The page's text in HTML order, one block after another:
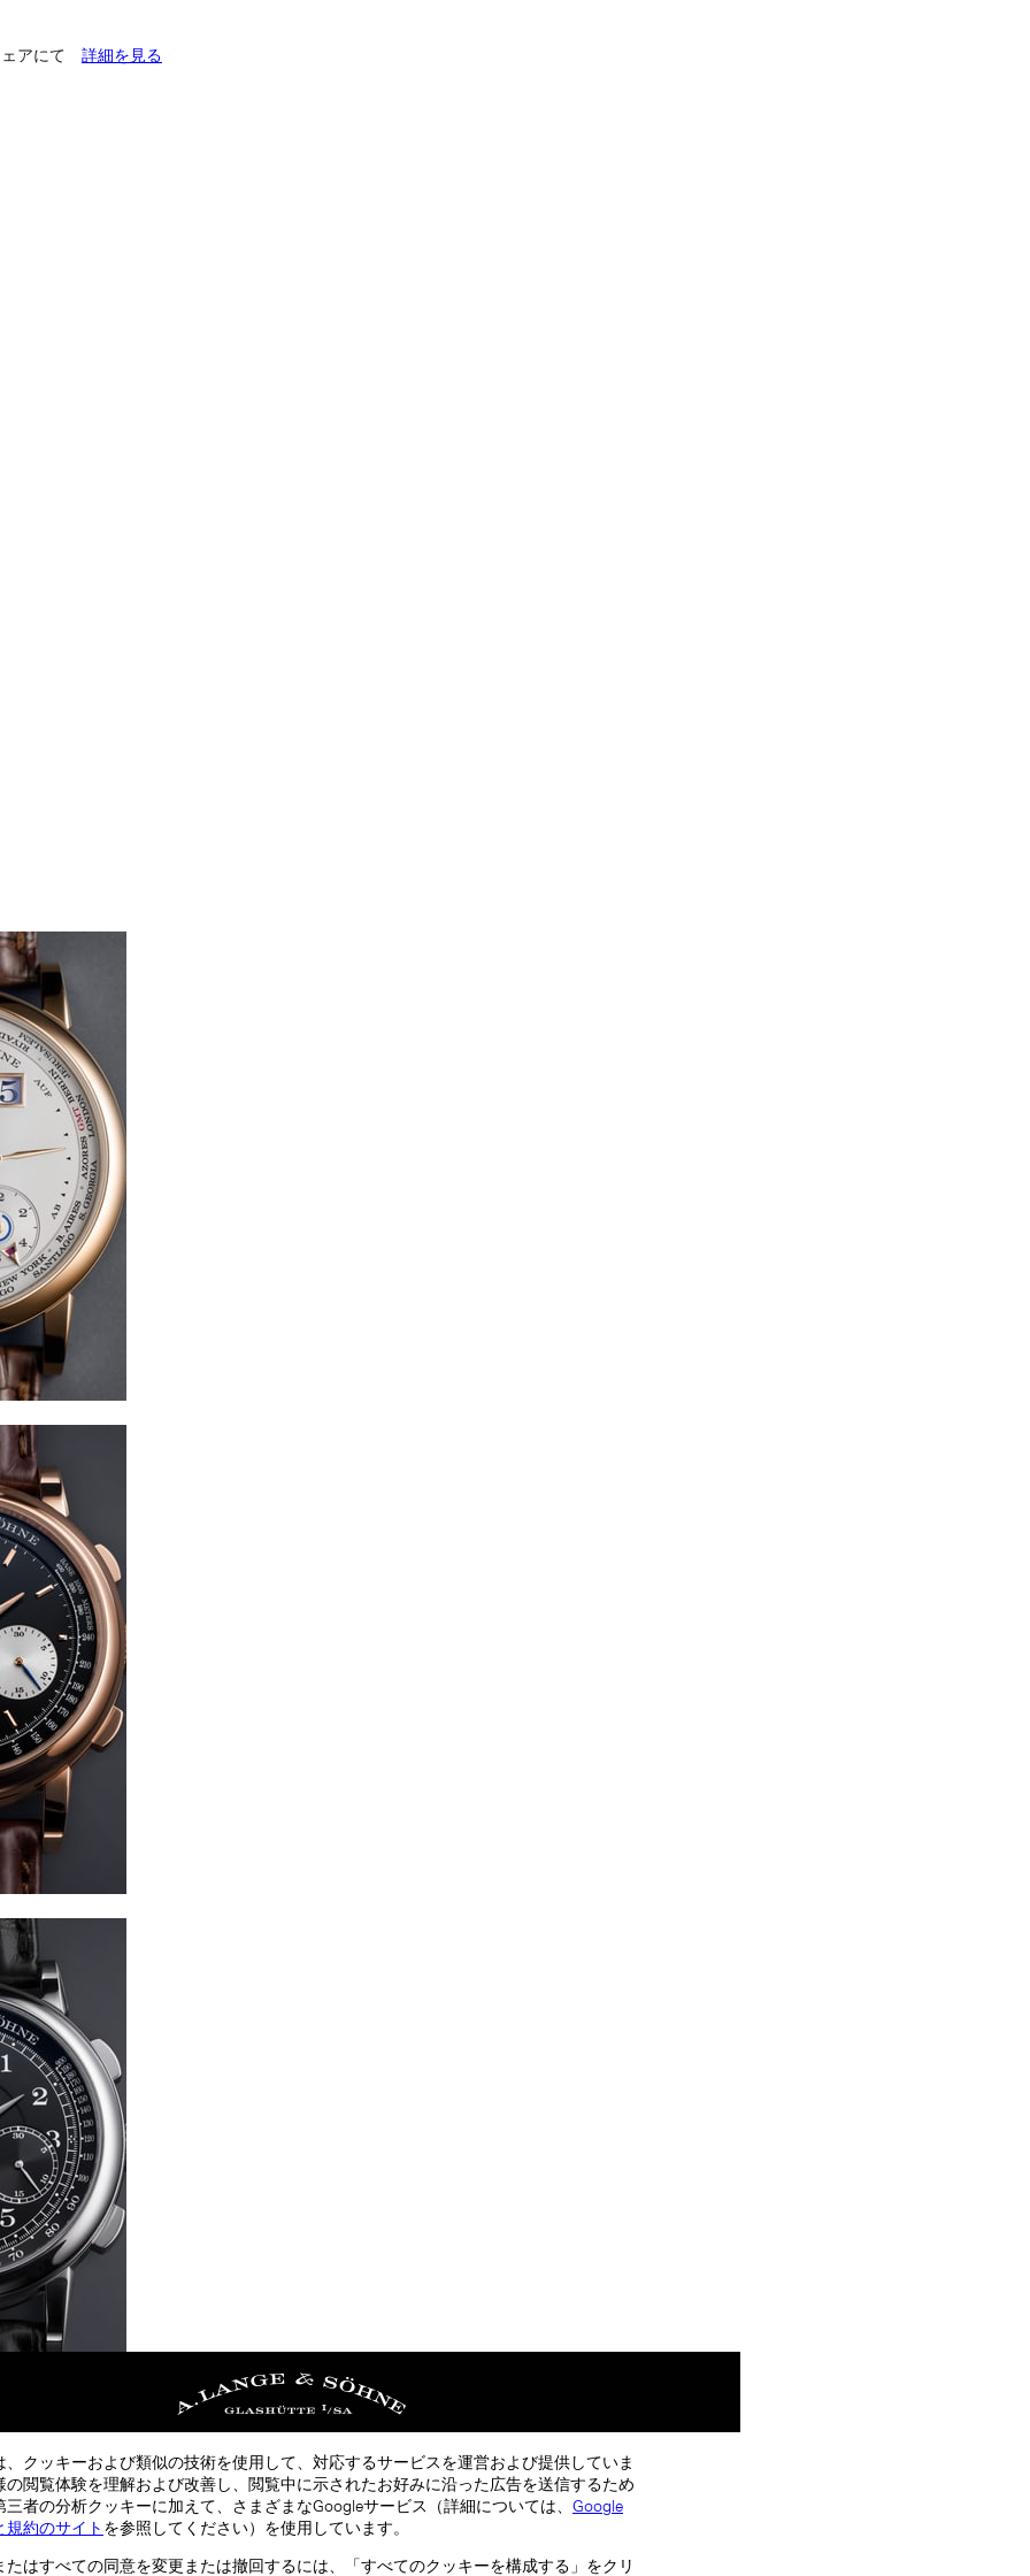
ェアにて 詳細を見る
、クッキーおよび類似の技術を使用して、対応するサービスを運営および提供していま
の閲覧体験を理解および改善し、閲覧中に示されたお好みに沿った広告を送信するため
者の分析クッキーに加えて、さまざまなGoogleサービス（詳細については、 Google
規約のサイト を参照してください）を使用しています。
たはすべての同意を変更または撤回するには、「すべてのクッキーを構成する」をクリ